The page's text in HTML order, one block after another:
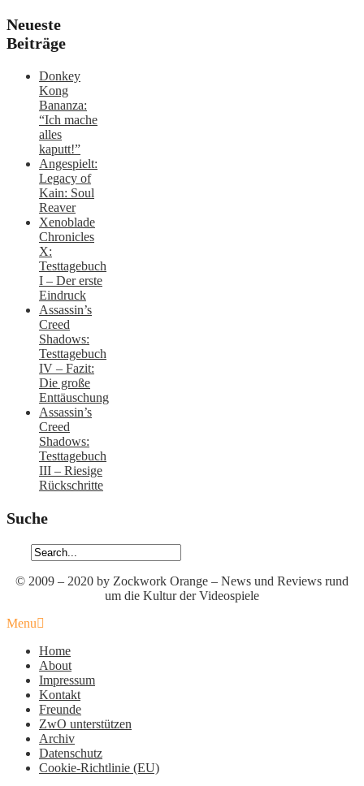
Neueste
Beiträge
Donkey
Kong
Bananza:
“Ich mache
alles
kaputt!”
Angespielt:
Legacy of
Kain: Soul
Reaver
Xenoblade
Chronicles
X:
Testtagebuch
I – Der erste
Eindruck
Assassin’s
Creed
Shadows:
Testtagebuch
IV – Fazit:
Die große
Enttäuschung
Assassin’s
Creed
Shadows:
Testtagebuch
III – Riesige
Rückschritte
Suche
© 2009 – 2020 by Zockwork Orange – News und Reviews rund
um die Kultur der Videospiele
Menu
Home
About
Impressum
Kontakt
Freunde
ZwO unterstützen
Archiv
Datenschutz
Cookie-Richtlinie (EU)